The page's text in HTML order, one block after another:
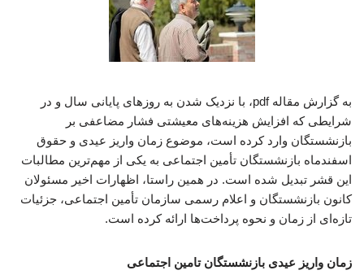
به گزارش مقاله pdf، با نزدیک شدن به روزهای پایانی سال و در
شرایطی که افزایش هزینه‌های معیشتی فشار مضاعفی بر
بازنشستگان وارد کرده است، موضوع زمان واریز عیدی و حقوق
اسفندماه بازنشستگان تأمین اجتماعی به یکی از مهم‌ترین مطالبات
این قشر تبدیل شده است. در همین راستا، اظهارات اخیر مسئولان
کانون بازنشستگان و اعلام رسمی سازمان تأمین اجتماعی، جزئیات
تازه‌ای از زمان و نحوه پرداخت‌ها ارائه کرده است.
زمان واریز عیدی بازنشستگان تامین اجتماعی